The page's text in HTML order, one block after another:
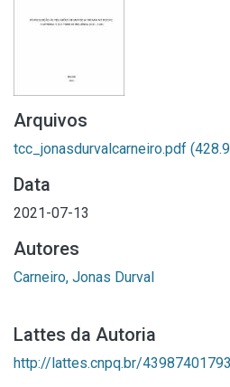
Arquivos
tcc_jonasdurvalcarneiro.pdf
Data
2021-07-13
Autores
Carneiro, Jonas Durval
Lattes da Autoria
http://lattes.cnpq.br/